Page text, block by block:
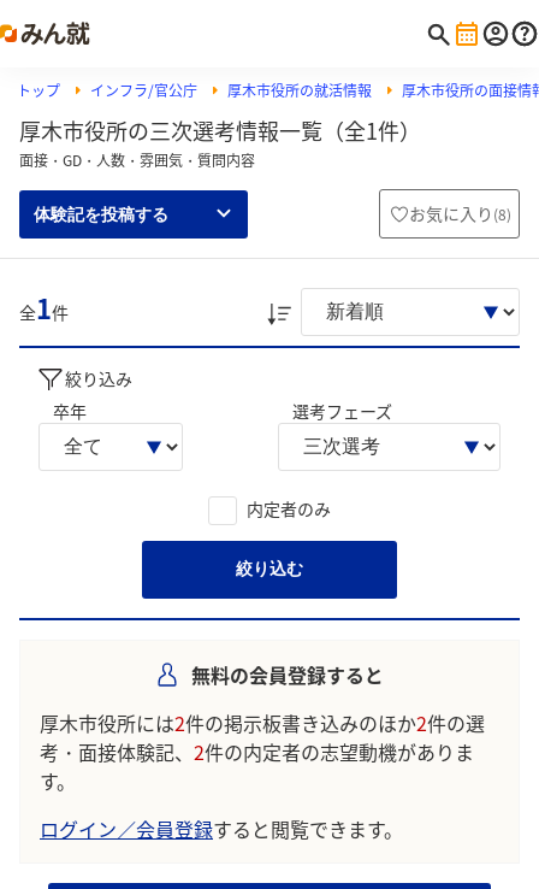
トップ インフラ/官公庁 厚木市役所の就活情報 厚木市役所の面接情
厚木市役所の三次選考情報一覧（全1件）
面接・GD・人数・雰囲気・質問内容
体験記を投稿する お気に入り (8)
全1件
絞り込み
卒年
選考フェーズ
内定者のみ
絞り込む
無料の会員登録すると
厚木市役所には2件の掲示板書き込みのほか2件の選
考・面接体験記、 2件の内定者の志望動機がありま
す。
ログイン／会員登録すると閲覧できます。